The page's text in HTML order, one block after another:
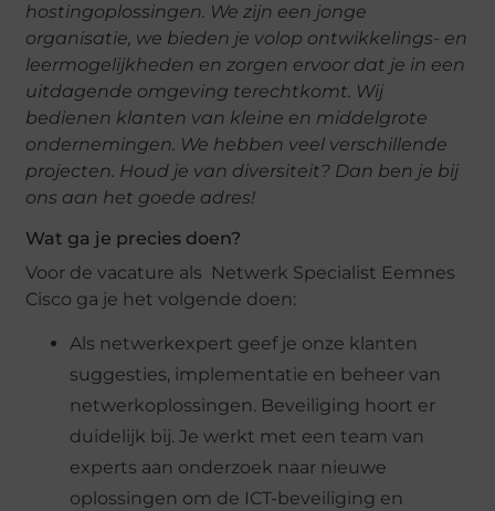
hostingoplossingen. We zijn een jonge
organisatie, we bieden je volop ontwikkelings- en
leermogelijkheden en zorgen ervoor dat je in een
uitdagende omgeving terechtkomt. Wij
bedienen klanten van kleine en middelgrote
ondernemingen. We hebben veel verschillende
projecten. Houd je van diversiteit? Dan ben je bij
ons aan het goede adres!
Wat ga je precies doen?
Voor de vacature als Netwerk Specialist Eemnes
Cisco ga je het volgende doen:
Als netwerkexpert geef je onze klanten
suggesties, implementatie en beheer van
netwerkoplossingen. Beveiliging hoort er
duidelijk bij. Je werkt met een team van
experts aan onderzoek naar nieuwe
oplossingen om de ICT-beveiliging en